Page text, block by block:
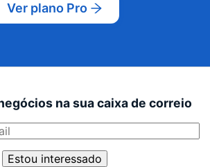
Ver plano Pro
na sua caixa de correio
Estou interessado